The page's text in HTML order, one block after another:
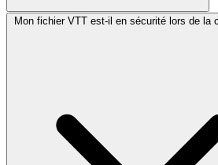
Mon fichier VTT est-il en sécurité lors de la